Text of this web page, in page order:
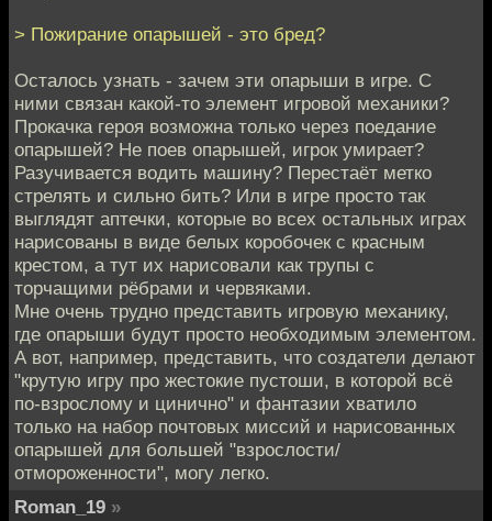
> Пожирание опарышей - это бред?
Осталось узнать - зачем эти опарыши в игре. С
ними связан какой-то элемент игровой механики?
Прокачка героя возможна только через поедание
опарышей? Не поев опарышей, игрок умирает?
Разучивается водить машину? Перестаёт метко
стрелять и сильно бить? Или в игре просто так
выглядят аптечки, которые во всех остальных играх
нарисованы в виде белых коробочек с красным
крестом, а тут их нарисовали как трупы с
торчащими рёбрами и червяками.
Мне очень трудно представить игровую механику,
где опарыши будут просто необходимым элементом.
А вот, например, представить, что создатели делают
"крутую игру про жестокие пустоши, в которой всё
по-взрослому и цинично" и фантазии хватило
только на набор почтовых миссий и нарисованных
опарышей для большей "взрослости/
отмороженности", могу легко.
Roman_19 »